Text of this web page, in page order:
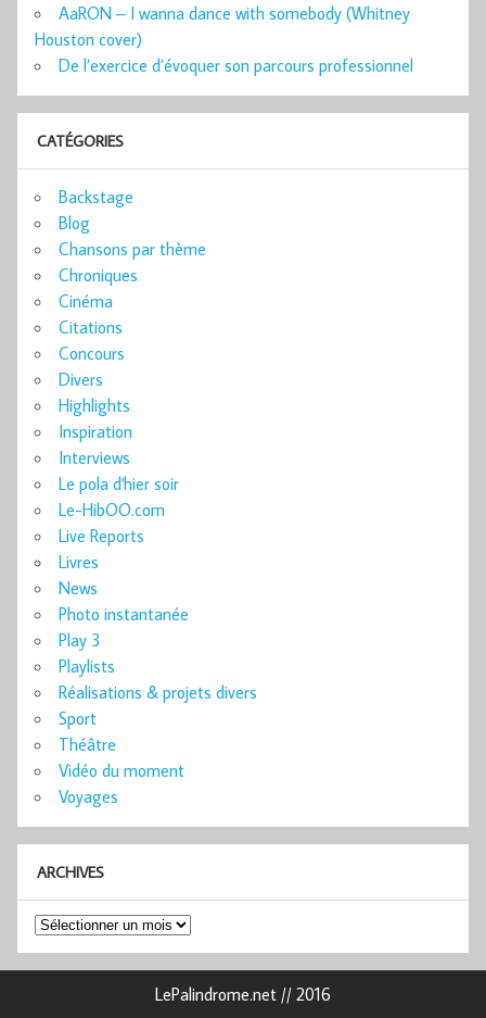
AaRON – I wanna dance with somebody (Whitney
Houston cover)
De l’exercice d’évoquer son parcours professionnel
CATÉGORIES
Backstage
Blog
Chansons par thème
Chroniques
Cinéma
Citations
Concours
Divers
Highlights
Inspiration
Interviews
Le pola d'hier soir
Le-HibOO.com
Live Reports
Livres
News
Photo instantanée
Play 3
Playlists
Réalisations & projets divers
Sport
Théâtre
Vidéo du moment
Voyages
ARCHIVES
Archives
LePalindrome.net // 2016